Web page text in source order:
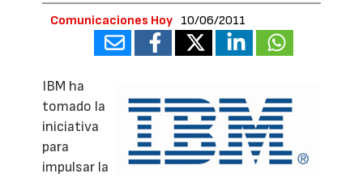
Comunicaciones Hoy 10/06/2011
IBM ha
tomado la
iniciativa
para
impulsar la